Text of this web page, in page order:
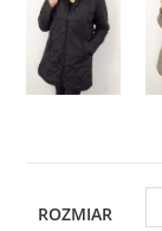
ROZMIAR